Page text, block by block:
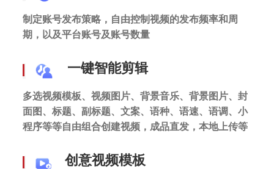
制定账号发布策略，自由控制视频的发布频率和周
期，以及平台账号及账号数量
一键智能剪辑
多选视频模板、视频图片、背景音乐、背景图片、封
面图、标题、副标题、文案、语种、语速、语调、小
程序等等自由组合创建视频，成品直发，本地上传等
创意视频模板